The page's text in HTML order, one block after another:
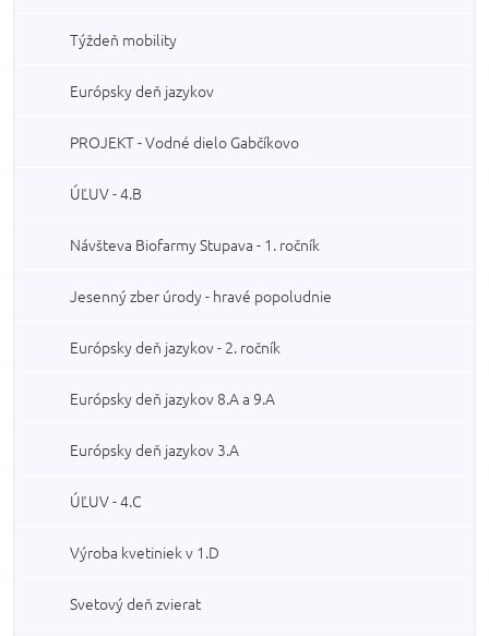
Týždeň mobility
Európsky deň jazykov
PROJEKT - Vodné dielo Gabčíkovo
ÚĽUV - 4.B
Návšteva Biofarmy Stupava - 1. ročník
Jesenný zber úrody - hravé popoludnie
Európsky deň jazykov - 2. ročník
Európsky deň jazykov 8.A a 9.A
Európsky deň jazykov 3.A
ÚĽUV - 4.C
Výroba kvetiniek v 1.D
Svetový deň zvierat